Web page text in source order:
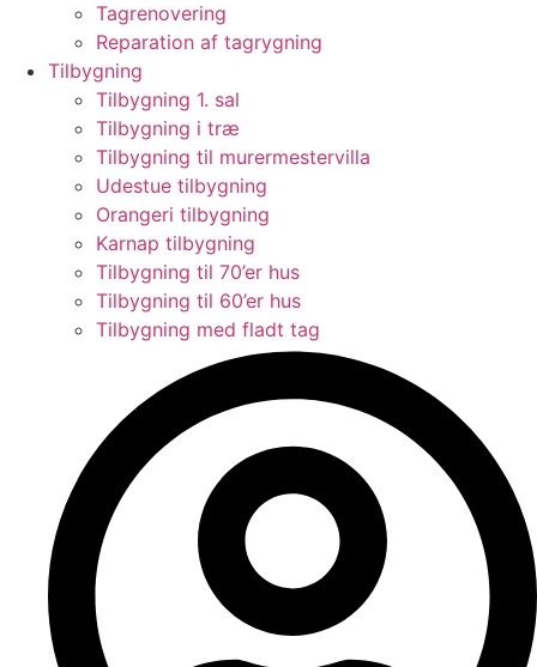
Tagrenovering
Reparation af tagrygning
Tilbygning
Tilbygning 1. sal
Tilbygning i træ
Tilbygning til murermestervilla
Udestue tilbygning
Orangeri tilbygning
Karnap tilbygning
Tilbygning til 70’er hus
Tilbygning til 60’er hus
Tilbygning med fladt tag